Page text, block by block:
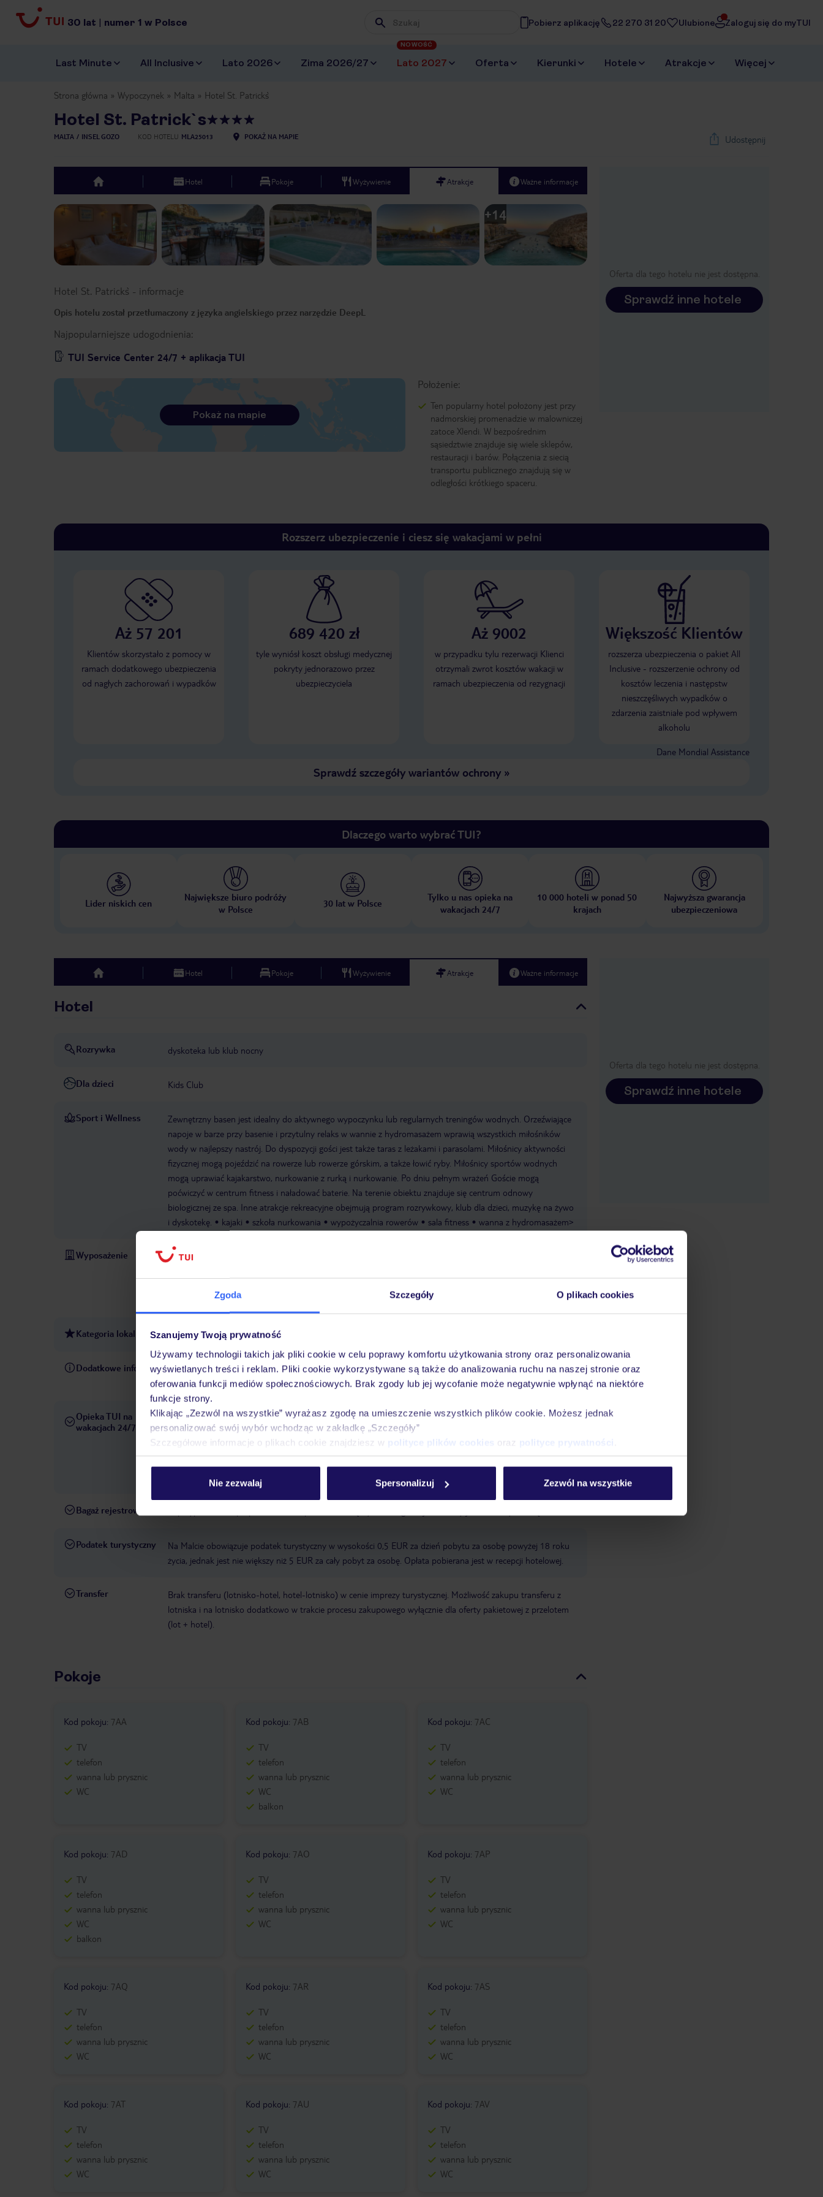
Zgoda Szczegóły O plikach cookies
Szanujemy Twoją prywatność
Używamy technologii takich jak pliki cookie w celu poprawy komfortu użytkowania strony oraz personalizowania
wyświetlanych treści i reklam. Pliki cookie wykorzystywane są także do analizowania ruchu na naszej stronie oraz
oferowania funkcji mediów społecznościowych. Brak zgody lub jej wycofanie może negatywnie wpłynąć na niektóre
funkcje strony.
Klikając „Zezwól na wszystkie” wyrażasz zgodę na umieszczenie wszystkich plików cookie. Możesz jednak
personalizować swój wybór wchodząc w zakładkę „Szczegóły”
Szczegółowe informacje o plikach cookie znajdziesz w polityce plików cookies oraz polityce prywatności
Nie zezwalaj Spersonalizuj Zezwól na wszystkie
30 lat | numer 1 w Polsce Wpisz frazę, której szukasz
Pobierz aplikację 22 270 31 20 Ulubione Zaloguj się do myTUI
Last Minute All Inclusive Lato 2026 Zima 2026/27 Lato 2027
NOWOŚĆ
Oferta Kierunki Hotele Atrakcje Więcej
Strona główna Wypoczynek Malta Hotel St. Patrick`s
Hotel St. Patrick`s
MALTA INSEL GOZO KOD HOTELU MLA25013 POKAŻ NA MAPIE Udostępnij
Oferta dla tego hotelu nie jest dostępna.
Sprawdź inne hotele
top Hotel Pokoje Wyżywienie Atrakcje Ważne informacje
Next slide
1 /20
+14
Hotel St. Patrick`s - informacje
Opis hotelu został przetłumaczony z języka angielskiego przez narzędzie DeepL
Najpopularniejsze udogodnienia:
TUI Service Center 24/7 + aplikacja TUI
Położenie:
Ten popularny hotel położony jest przy
nadmorskiej promenadzie w malowniczej
zatoce Xlendi. W bezpośrednim
sąsiedztwie znajduje się wiele sklepów,
restauracji i barów. Połączenia z siecią
transportu publicznego znajdują się w
odległości krótkiego spaceru.
Pokaż na mapie
Rozszerz ubezpieczenie i ciesz się wakacjami w pełni
Aż 57 201
Klientów skorzystało z pomocy w
ramach dodatkowego ubezpieczenia
od nagłych zachorowań i wypadków
689 420 zł
tyle wyniósł koszt obsługi medycznej
pokryty jednorazowo przez
ubezpieczyciela
Aż 9002
w przypadku tylu rezerwacji Klienci
otrzymali zwrot kosztów wakacji w
ramach ubezpieczenia od rezygnacji
Większość Klientów
rozszerza ubezpieczenia o pakiet All
Inclusive - rozszerzenie ochrony od
kosztów leczenia i następstw
nieszczęśliwych wypadków o
zdarzenia zaistniałe pod wpływem
alkoholu
Dane Mondial Assistance
Sprawdź szczegóły wariantów ochrony»
Dlaczego warto wybrać TUI?
Lider niskich cen
Największe biuro podróży
w Polsce
30 lat w Polsce
Tylko u nas opieka na
wakacjach 24/7
10 000 hoteli w ponad 50
krajach
Najwyższa gwarancja
ubezpieczeniowa
top Hotel Pokoje Wyżywienie Atrakcje Ważne informacje
Hotel
Rozrywka dyskoteka lub klub nocny
Dla dzieci Kids Club
Sport i Wellness
Zewnętrzny basen jest idealny do aktywnego wypoczynku lub regularnych treningów wodnych. Orzeźwiające
napoje w barze przy basenie i przytulny relaks w wannie z hydromasażem wprawią wszystkich miłośników
wody w najlepszy nastrój. Do dyspozycji gości jest także taras z leżakami i parasolami. Miłośnicy aktywności
fizycznej mogą pojeździć na rowerze lub rowerze górskim, a także łowić ryby. Miłośnicy sportów wodnych
mogą uprawiać kajakarstwo, nurkowanie z rurką i nurkowanie. Po dniu pełnym wrażeń Goście mogą
poćwiczyć w centrum fitness i naładować baterie. Na terenie obiektu znajduje się centrum odnowy
biologicznej ze spa. Inne atrakcje rekreacyjne obejmują program rozrywkowy, klub dla dzieci, muzykę na żywo
i dyskotekę.
kajaki szkoła nurkowania wypożyczalnia rowerów sala fitness wanna z hydromasażem>
Wyposażenie Parking
leżaki przy basenie
Metody płatności:American Express, Diners Club, EC Maestro, Mastercard, Visa
Kategoria lokalna 4 gwiazdki
Dodatkowe informacje Saint Patrick's Hotel
Gniazdka elektryczne na Malcie są gniazdkami brytyjskimi. Podróżując na Maltę należy
zabrać ze sobą odpowiednią przejściówkę – adapter z wtyczką typu G.
Opieka TUI na
wakacjach 24/7
W rezerwowanym hotelu opieka wyłącznie poprzez TUI Service Center 24/7: telefonicznie, SMS i za
pośrednictwem czatu w aplikacji TUI w serwisie myTUI. W aplikacji TUI znajdą Państwo mnóstwo przydatnych
informacji dotyczących przebiegu podróży i miejsca wypoczynku. Za jej pośrednictwem można rezerwować
Państwa dyspozycji: telefonicznie, SMS-owo lub za pomocą czatu w aplikacji TUI. Szczegóły
Bagaż rejestrowany
Podatek turystyczny
Na Malcie obowiązuje podatek turystyczny w wysokości 0,5 EUR za dzień pobytu za osobę powyżej 18 roku
życia, jednak jest nie większy niż 5 EUR za cały pobyt za osobę. Opłata pobierana jest w recepcji hotelowej.
Transfer
Brak transferu (lotnisko-hotel, hotel-lotnisko) w cenie imprezy turystycznej. Możliwość zakupu transferu z
lotniska i na lotnisko dodatkowo w trakcie procesu zakupowego wyłącznie dla oferty pakietowej z przelotem
(lot + hotel).
Pokoje
Kod pokoju: 7AA
TV
telefon
wanna lub prysznic
WC
Kod pokoju: 7AB
TV
telefon
wanna lub prysznic
WC
balkon
Kod pokoju: 7AC
TV
telefon
wanna lub prysznic
WC
Kod pokoju: 7AD
TV
telefon
wanna lub prysznic
WC
balkon
Kod pokoju: 7AO
TV
telefon
wanna lub prysznic
WC
Kod pokoju: 7AP
TV
telefon
wanna lub prysznic
WC
Kod pokoju: 7AQ
TV
telefon
wanna lub prysznic
WC
Kod pokoju: 7AR
TV
telefon
wanna lub prysznic
WC
Kod pokoju: 7AS
TV
telefon
wanna lub prysznic
WC
Kod pokoju: 7AT
TV
telefon
wanna lub prysznic
WC
Kod pokoju: 7AU
TV
telefon
wanna lub prysznic
WC
Kod pokoju: 7AV
TV
telefon
wanna lub prysznic
WC
Oferta dla tego hotelu nie jest dostępna.
Sprawdź inne hotele